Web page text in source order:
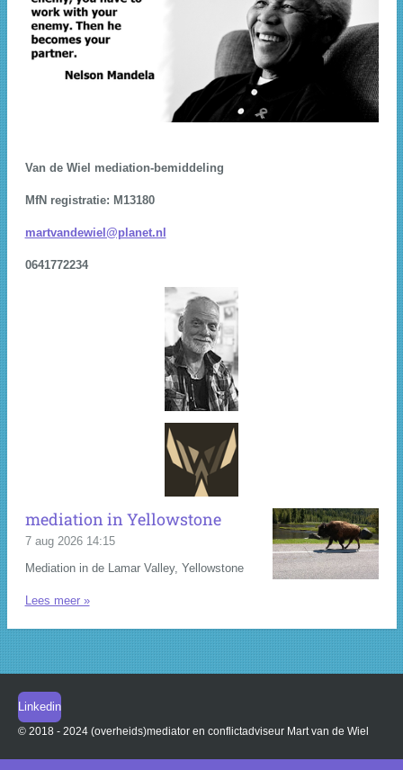
Van de Wiel mediation-bemiddeling
MfN registratie: M13180
martvandewiel@planet.nl
0641772234
mediation in Yellowstone
7 aug 2026 14:15
Mediation in de Lamar Valley, Yellowstone
Lees meer »
Linkedin
© 2018 - 2024 (overheids)mediator en conflictadviseur Mart van de Wiel